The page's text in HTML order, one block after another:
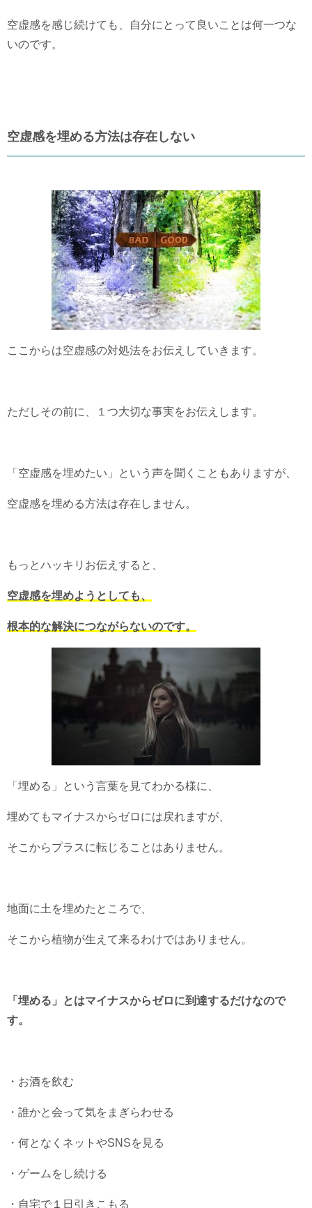
空虚感を感じ続けても、自分にとって良いことは何一つな
いのです。
空虚感を埋める方法は存在しない
ここからは空虚感の対処法をお伝えしていきます。
ただしその前に、１つ大切な事実をお伝えします。
「空虚感を埋めたい」という声を聞くこともありますが、
空虚感を埋める方法は存在しません。
もっとハッキリお伝えすると、
空虚感を埋めようとしても、
根本的な解決につながらないのです。
「埋める」という言葉を見てわかる様に、
埋めてもマイナスからゼロには戻れますが、
そこからプラスに転じることはありません。
地面に土を埋めたところで、
そこから植物が生えて来るわけではありません。
「埋める」とはマイナスからゼロに到達するだけなので
す。
・お酒を飲む
・誰かと会って気をまぎらわせる
・何となくネットやSNSを見る
・ゲームをし続ける
・自宅で１日引きこもる